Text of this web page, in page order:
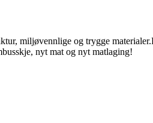
miljøvennlige og trygge
nyt mat og nyt matlaging!